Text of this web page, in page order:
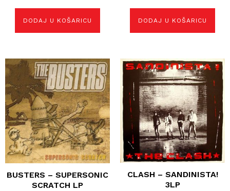
DODAJ U KOŠARICU DODAJ U KOŠARICU
BUSTERS – SUPERSONIC
SCRATCH LP
CLASH – SANDINISTA!
3LP